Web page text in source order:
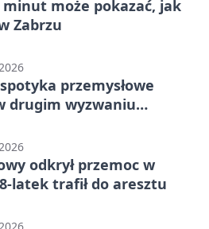
minut może pokazać, jak
Zabrzu
przemysłowe
drugim wyzwaniu
odkrył przemoc w
latek trafił do aresztu